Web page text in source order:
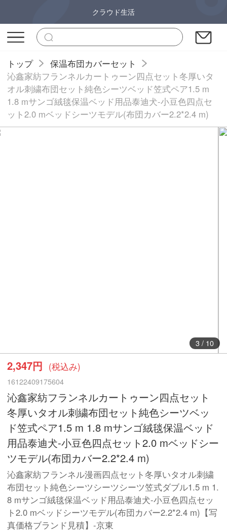
クラウド生活
トップ
保温布団カバーセット
沁鑫家紡フランネルカートゥーン四点セット冬厚いタ
オル刺繍布団セット純色シーツベッド笠式ペア1.5 m
1.8 mサンゴ絨毯保温ベッド用品泰迪犬-小豆色四点セ
ット2.0 mベッドシーツモデル(布団カバー2.2*2.4 m)
3/ 10
2,347円 (税込み)
16122409175604
沁鑫家紡フランネルカートゥーン四点セット
冬厚いタオル刺繍布団セット純色シーツベッ
ド笠式ペア1.5 m 1.8 mサンゴ絨毯保温ベッド
用品泰迪犬-小豆色四点セット2.0 mベッドシー
ツモデル(布団カバー2.2*2.4 m)
沁鑫家紡フランネル漫画四点セット冬厚いタオル刺繍
布団セット純色シーツシーツシーツ笠式ダブル1.5 m 1.
8 mサンゴ絨毯保温ベッド用品泰迪犬-小豆色四点セッ
ト2.0 mベッドシーツモデル(布団カバー2.2*2.4 m)【写
真価格ブランド見積】-京東